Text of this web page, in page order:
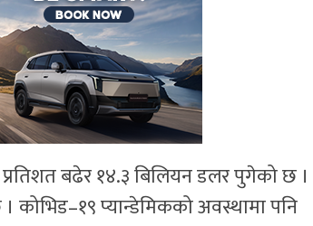
प्रतिशत बढेर १४.३ बिलियन डलर पुगेको छ ।
कोभिड–१९ प्यान्डेमिकको अवस्थामा पनि